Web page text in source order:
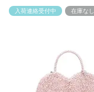
入荷連絡受付中 在庫なし